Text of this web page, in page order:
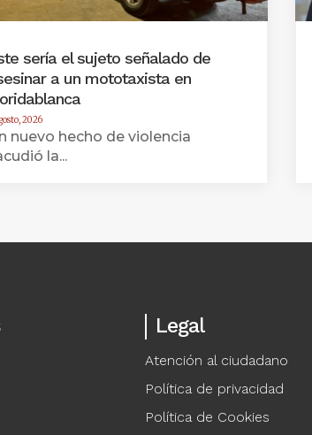
sería el sujeto señalado de
a un mototaxista en
2026
nuevo hecho de violencia
la...
Legal
Atención al ciudadano
Política de privacidad
Política de Cookies